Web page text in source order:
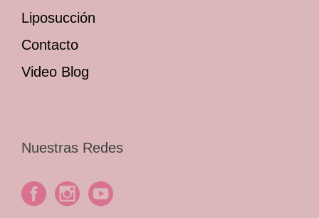
Liposucción
Contacto
Video Blog
Nuestras Redes